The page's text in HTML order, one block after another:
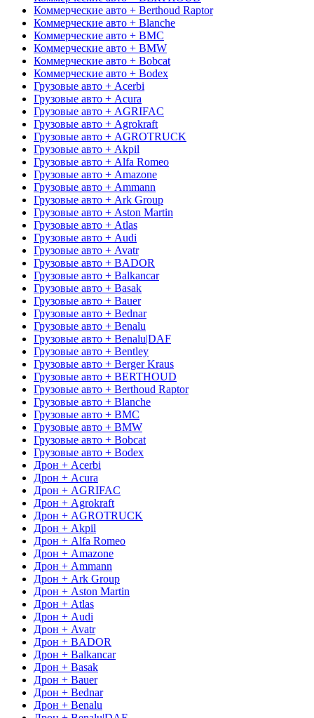
Коммерческие авто + Berthoud Raptor
Коммерческие авто + Blanche
Коммерческие авто + BMC
Коммерческие авто + BMW
Коммерческие авто + Bobcat
Коммерческие авто + Bodex
Грузовые авто + Acerbi
Грузовые авто + Acura
Грузовые авто + AGRIFAC
Грузовые авто + Agrokraft
Грузовые авто + AGROTRUCK
Грузовые авто + Akpil
Грузовые авто + Alfa Romeo
Грузовые авто + Amazone
Грузовые авто + Ammann
Грузовые авто + Ark Group
Грузовые авто + Aston Martin
Грузовые авто + Atlas
Грузовые авто + Audi
Грузовые авто + Avatr
Грузовые авто + BADOR
Грузовые авто + Balkancar
Грузовые авто + Basak
Грузовые авто + Bauer
Грузовые авто + Bednar
Грузовые авто + Benalu
Грузовые авто + Benalu|DAF
Грузовые авто + Bentley
Грузовые авто + Berger Kraus
Грузовые авто + BERTHOUD
Грузовые авто + Berthoud Raptor
Грузовые авто + Blanche
Грузовые авто + BMC
Грузовые авто + BMW
Грузовые авто + Bobcat
Грузовые авто + Bodex
Дрон + Acerbi
Дрон + Acura
Дрон + AGRIFAC
Дрон + Agrokraft
Дрон + AGROTRUCK
Дрон + Akpil
Дрон + Alfa Romeo
Дрон + Amazone
Дрон + Ammann
Дрон + Ark Group
Дрон + Aston Martin
Дрон + Atlas
Дрон + Audi
Дрон + Avatr
Дрон + BADOR
Дрон + Balkancar
Дрон + Basak
Дрон + Bauer
Дрон + Bednar
Дрон + Benalu